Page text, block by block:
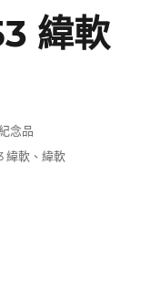
緯軟
念品
緯軟 、緯軟